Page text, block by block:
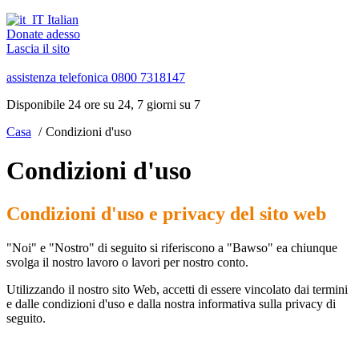
Italian
Donate adesso
Lascia il sito
assistenza telefonica 0800 7318147
Disponibile 24 ore su 24, 7 giorni su 7
Casa
Condizioni d'uso
Condizioni d'uso
Condizioni d'uso e privacy del sito web
"Noi" e "Nostro" di seguito si riferiscono a "Bawso" ea chiunque
svolga il nostro lavoro o lavori per nostro conto.
Utilizzando il nostro sito Web, accetti di essere vincolato dai termini
e dalle condizioni d'uso e dalla nostra informativa sulla privacy di
seguito.